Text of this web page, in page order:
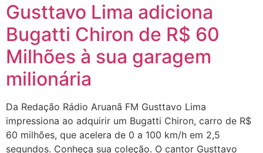
Gusttavo Lima adiciona
Bugatti Chiron de R$ 60
Milhões à sua garagem
milionária
Da Redação Rádio Aruanã FM Gusttavo Lima
impressiona ao adquirir um Bugatti Chiron, carro de R$
60 milhões, que acelera de 0 a 100 km/h em 2,5
segundos. Conheça sua coleção. O cantor Gusttavo